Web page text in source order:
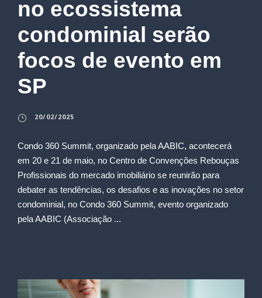
no ecossistema
condominial serão
focos de evento em
SP
20/02/2025
Condo 360 Summit, organizado pela AABIC, acontecerá
em 20 e 21 de maio, no Centro de Convenções Rebouças
Profissionais do mercado imobiliário se reunirão para
debater as tendências, os desafios e as inovações no setor
condominial, no Condo 360 Summit, evento organizado
pela AABIC (Associação ...